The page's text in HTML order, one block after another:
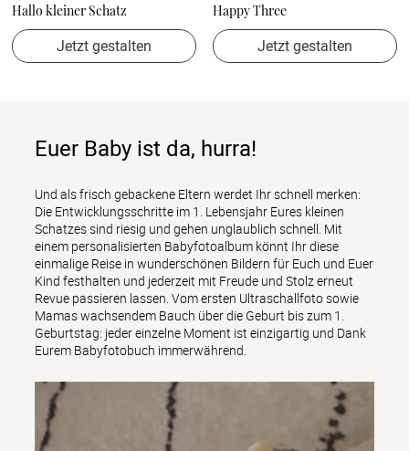
Hallo kleiner Schatz
Jetzt gestalten
Happy Three
Jetzt gestalten
Euer Baby ist da, hurra!
Und als frisch gebackene Eltern werdet Ihr schnell merken:
Die Entwicklungsschritte im 1. Lebensjahr Eures kleinen
Schatzes sind riesig und gehen unglaublich schnell. Mit
einem personalisierten Babyfotoalbum könnt Ihr diese
einmalige Reise in wunderschönen Bildern für Euch und Euer
Kind festhalten und jederzeit mit Freude und Stolz erneut
Revue passieren lassen. Vom ersten Ultraschallfoto sowie
Mamas wachsendem Bauch über die Geburt bis zum 1.
Geburtstag: jeder einzelne Moment ist einzigartig und Dank
Eurem Babyfotobuch immerwährend.